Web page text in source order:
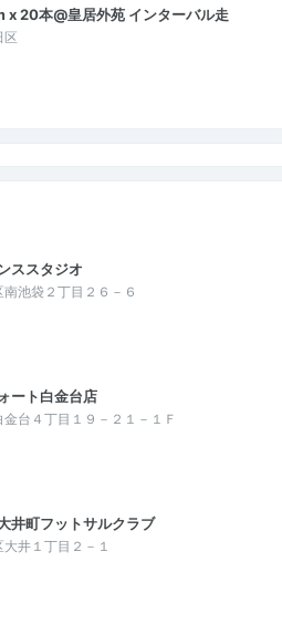
20本@皇居外苑 インターバル走
区
ススタジオ
池袋２丁目２６－６
ート白金台店
台４丁目１９－２１－１Ｆ
井町フットサルクラブ
井１丁目２－１